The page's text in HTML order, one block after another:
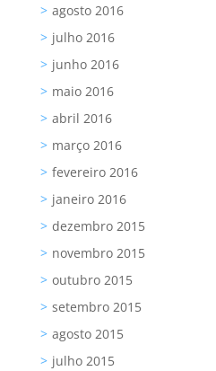
agosto 2016
julho 2016
junho 2016
maio 2016
abril 2016
março 2016
fevereiro 2016
janeiro 2016
dezembro 2015
novembro 2015
outubro 2015
setembro 2015
agosto 2015
julho 2015